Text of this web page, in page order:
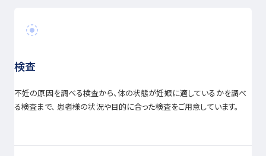
検査
不妊の原因を調べる検査から、体の状態が妊娠に適しているかを調べ
る検査まで、 患者様の状況や目的に合った検査をご用意しています。